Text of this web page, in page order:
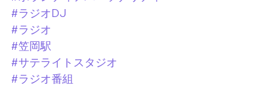
#ラジオDJ
#ラジオ
#笠岡駅
#サテライトスタジオ
#ラジオ番組